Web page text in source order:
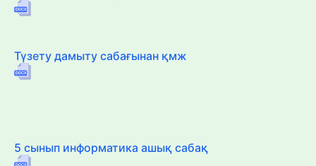
Түзету дамыту сабағынан қмж
5 сынып информатика ашық сабақ